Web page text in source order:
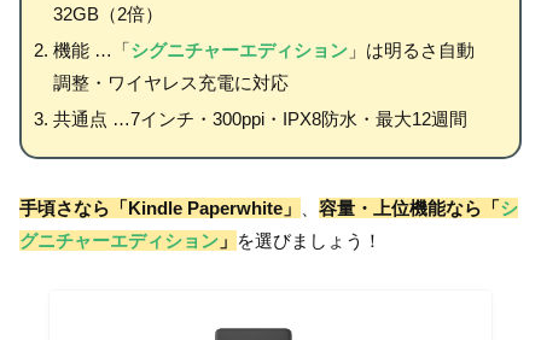
32GB（2倍）
機能 …「シグニチャーエディション」は明るさ自動
調整・ワイヤレス充電に対応
共通点 …7インチ・300ppi・IPX8防水・最大12週間
手頃さなら「Kindle Paperwhite」 容量・上位機能なら「シ
グニチャーエディション 」 を選びましょう！